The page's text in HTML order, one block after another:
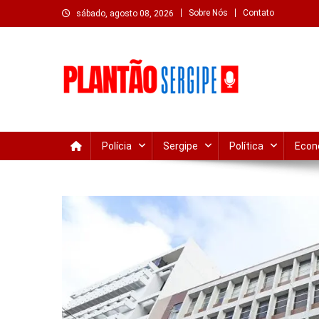
to
sábado, agosto 08, 2026 Sobre Nós Contato
Polícia Sergipe Política